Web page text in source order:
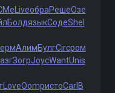
LiveобраРешеОзе
БолдязыкСодеShel
АлимБулгCircром
ЗогрJoycWantUnis
LoveOompистоCarl В